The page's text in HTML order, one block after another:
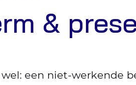
&
een niet-werkende